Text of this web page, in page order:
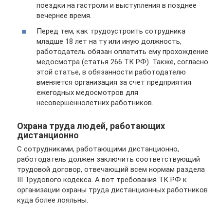
поездки на гастроли и выступления в позднее
вечернее время.
Перед тем, как трудоустроить сотрудника
младше 18 лет на ту или иную должность,
работодатель обязан оплатить ему прохождение
медосмотра (статья 266 ТК РФ). Также, согласно
этой статье, в обязанности работодателю
вменяется организация за счет предприятия
ежегодных медосмотров для
несовершеннолетних работников.
Охрана труда людей, работающих
дистанционно
С сотрудниками, работающими дистанционно,
работодатель должен заключить соответствующий
трудовой договор, отвечающий всем нормам раздела
III Трудового кодекса. А вот требования ТК РФ к
организации охраны труда дистанционных работников
куда более лояльны.